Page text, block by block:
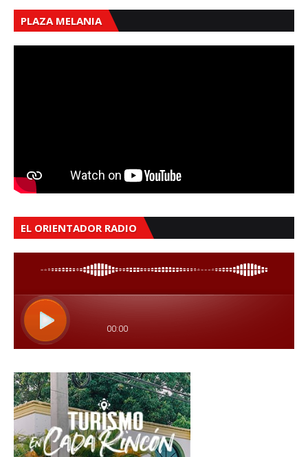
PLAZA MELANIA
EL ORIENTADOR RADIO